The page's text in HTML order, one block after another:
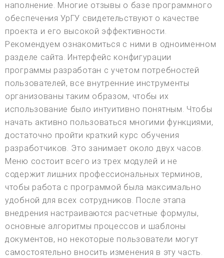
наполнение. Многие отзывы о базе программного
обеспечения УрГУ свидетельствуют о качестве
проекта и его высокой эффективности.
Рекомендуем ознакомиться с ними в одноименном
разделе сайта. Интерфейс конфигурации
программы разработан с учетом потребностей
пользователей, все внутренние инструменты
организованы таким образом, чтобы их
использование было интуитивно понятным. Чтобы
начать активно пользоваться многими функциями,
достаточно пройти краткий курс обучения
разработчиков. Это занимает около двух часов.
Меню состоит всего из трех модулей и не
содержит лишних профессиональных терминов,
чтобы работа с программой была максимально
удобной для всех сотрудников. После этапа
внедрения настраиваются расчетные формулы,
основные алгоритмы процессов и шаблоны
документов, но некоторые пользователи могут
самостоятельно вносить изменения в эту часть.